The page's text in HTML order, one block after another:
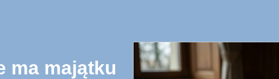
ma majątku